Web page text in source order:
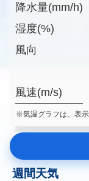
降水量(mm/h)
湿度(%)
風向
風速(m/s)
※気温グラフは、表示
週間天気